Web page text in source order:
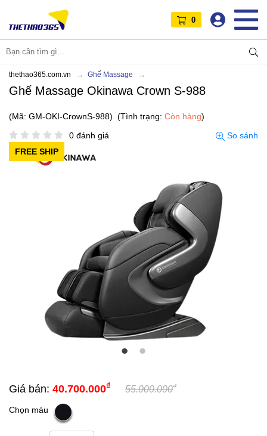
0
thethao365.com.vn Ghế Massage
Ghế Massage Okinawa Crown S-988
(Mã: GM-OKI-CrownS-988) (Tình trạng: Còn hàng)
0 đánh giá
So sánh
FREE SHIP
Giá bán: 40.700.000₫ 55.000.000₫
Chọn màu